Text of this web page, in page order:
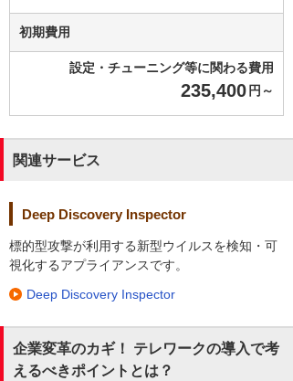
初期費用
設定・チューニング等に関わる費用
235,400 円～
関連サービス
Deep Discovery Inspector
標的型攻撃が利用する新型ウイルスを検知・可
視化するアプライアンスです。
Deep Discovery Inspector
企業変革のカギ！ テレワークの導入で考
えるべきポイントとは？